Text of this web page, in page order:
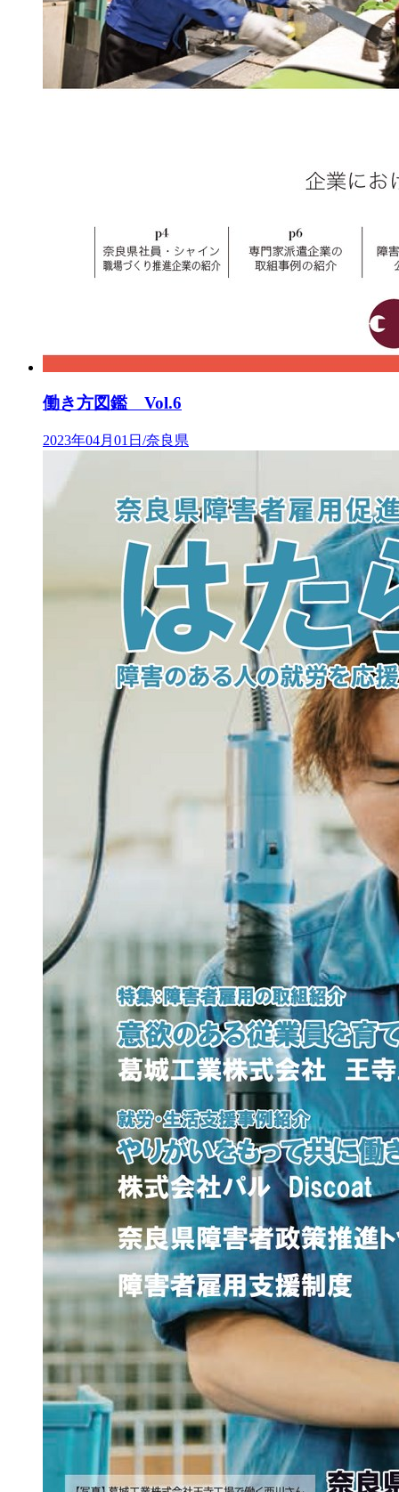
働き方図鑑 Vol.6
2023年04月01日/奈良県